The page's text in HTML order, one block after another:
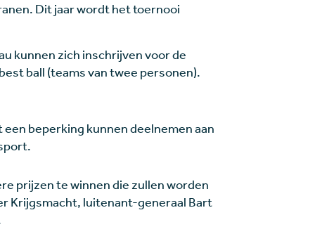
Dit jaar wordt het toernooi
kunnen zich inschrijven voor de
ball (teams van twee personen).
beperking kunnen deelnemen aan
prijzen te winnen die zullen worden
Krijgsmacht, luitenant-generaal Bart